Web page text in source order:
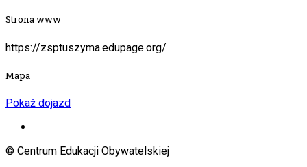
Strona www
https://zsptuszyma.edupage.org/
Mapa
Pokaż dojazd
© Centrum Edukacji Obywatelskiej